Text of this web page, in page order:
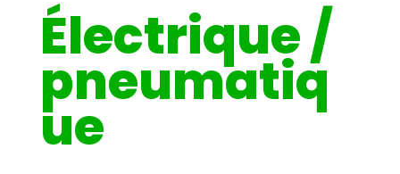
Électrique /
pneumatiq
ue